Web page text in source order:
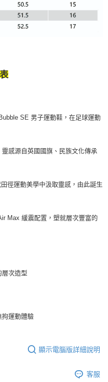
SE 男子運動鞋，在足球運動
感源自英國國旗、民族文化傳承
徑運動美學中汲取靈感，由此誕生
Max 緩震配置，塑就層次豐富的
次造型
拘運動體驗
顯示電腦版詳細說明
客服